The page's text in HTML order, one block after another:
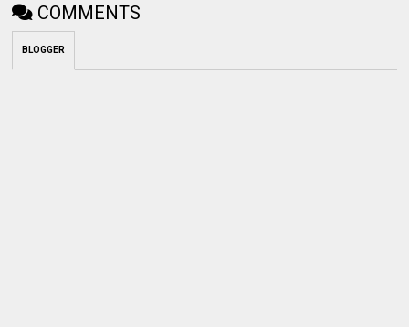
COMMENTS
BLOGGER